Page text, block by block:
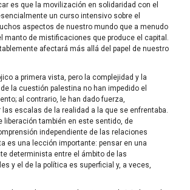
es que la movilización en solidaridad con el
un curso intensivo sobre el
aspectos de nuestro mundo que a menudo
manto de mistificaciones que produce el capital.
afectará más allá del papel de nuestro
a primera vista, pero la complejidad y la
la cuestión palestina no han impedido el
al contrario, le han dado fuerza,
escalas de la realidad a la que se enfrentaba.
liberación también en este sentido, de
independiente de las relaciones
es una lección importante: pensar en una
determinista entre el ámbito de las
y el de la política es superficial y, a veces,